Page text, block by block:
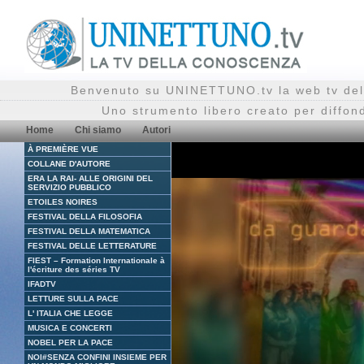
Benvenuto su UNINETTUNO.tv la web tv
Uno strumento libero creato per
Home Chi siamo Autori
À PREMIÈRE VUE
COLLANE D'AUTORE
ERA LA RAI- ALLE ORIGINI DEL
SERVIZIO PUBBLICO
ETOILES NOIRES
FESTIVAL DELLA FILOSOFIA
FESTIVAL DELLA MATEMATICA
FESTIVAL DELLE LETTERATURE
FIEST – Formation Internationale à
l'écriture des séries TV
IFADTV
LETTURE SULLA PACE
L' ITALIA CHE LEGGE
MUSICA E CONCERTI
NOBEL PER LA PACE
NOI#SENZA CONFINI INSIEME PER